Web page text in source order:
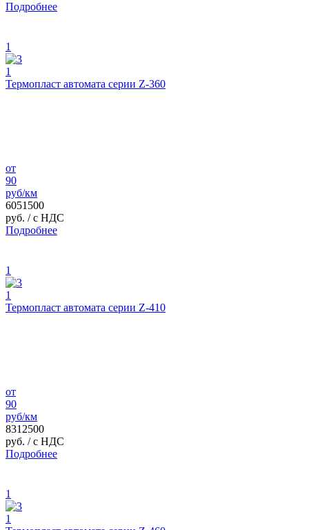
Подробнее
1
1
Термопласт автомата серии Z-360
от
90
руб/км
6051500
руб. / с НДС
Подробнее
1
1
Термопласт автомата серии Z-410
от
90
руб/км
8312500
руб. / с НДС
Подробнее
1
1